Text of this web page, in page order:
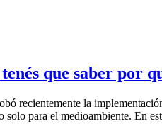
que saber por
recientemente la
solo para el medioambiente. En